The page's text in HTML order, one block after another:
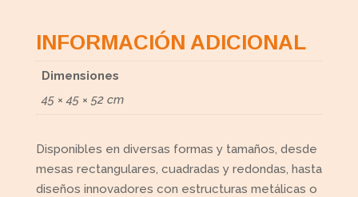
INFORMACIÓN ADICIONAL
Dimensiones
45 × 45 × 52 cm
Disponibles en diversas formas y tamaños, desde
mesas rectangulares, cuadradas y redondas, hasta
diseños innovadores con estructuras metálicas o